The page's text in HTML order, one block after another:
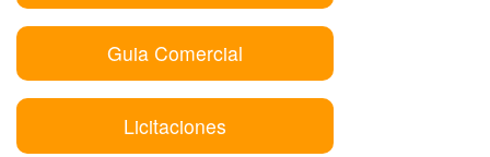
Guia Comercial
Licitaciones